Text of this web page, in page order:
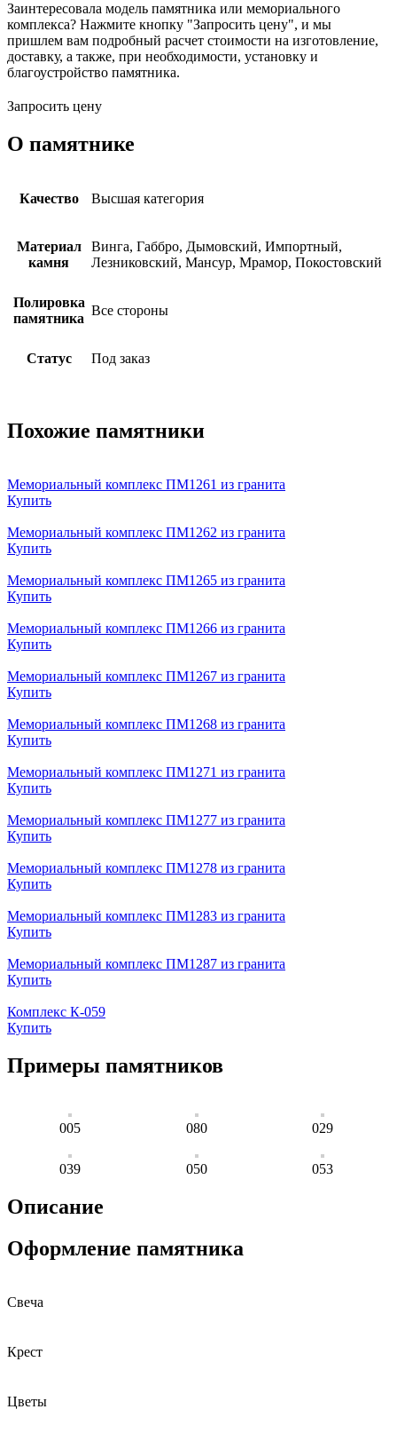
Заинтересовала модель памятника или мемориального
комплекса? Нажмите кнопку "Запросить цену", и мы
пришлем вам подробный расчет стоимости на изготовление,
доставку, а также, при необходимости, установку и
благоустройство памятника.
Запросить цену
О памятнике
Качество Высшая категория
Материал
камня
Винга, Габбро, Дымовский, Импортный,
Лезниковский, Мансур, Мрамор, Покостовский
Полировка
памятника
Все стороны
Статус Под заказ
Похожие памятники
Мемориальный комплекс ПМ1261 из гранита
Купить
Мемориальный комплекс ПМ1262 из гранита
Купить
Мемориальный комплекс ПМ1265 из гранита
Купить
Мемориальный комплекс ПМ1266 из гранита
Купить
Мемориальный комплекс ПМ1267 из гранита
Купить
Мемориальный комплекс ПМ1268 из гранита
Купить
Мемориальный комплекс ПМ1271 из гранита
Купить
Мемориальный комплекс ПМ1277 из гранита
Купить
Мемориальный комплекс ПМ1278 из гранита
Купить
Мемориальный комплекс ПМ1283 из гранита
Купить
Мемориальный комплекс ПМ1287 из гранита
Купить
Комплекс К-059
Купить
Примеры памятников
005 080 029
039 050 053
Описание
Оформление памятника
Свеча
Крест
Цветы